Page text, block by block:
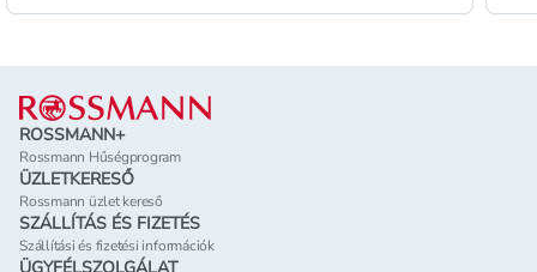
Lábléc
ROSSMANN+
Rossmann Hűségprogram
ÜZLETKERESŐ
Rossmann üzlet kereső
SZÁLLÍTÁS ÉS FIZETÉS
Szállítási és fizetési információk